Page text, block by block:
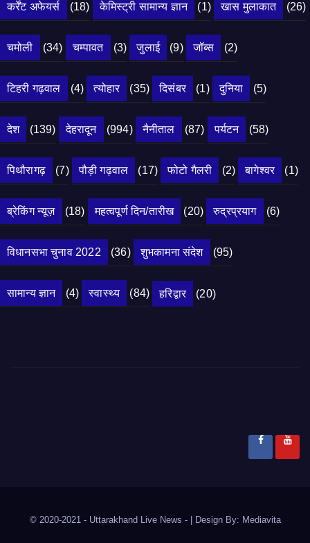
कर्रेंट अफेयर्स (18) केमिस्ट्री सामान्य ज्ञान (1) खास मुलाकात (26)
चमोली (34) चम्पावत (3) जुलाई (9) जॉब्स (2)
टिहरी गढ़वाल (4) त्योहार (35) दिसंबर (1) दुनिया (5)
देश (139) देहरादून (994) नैनीताल (87) पर्यटन (58)
पिथौरागढ़ (7) पौड़ी गढ़वाल (17) फोटो गैलरी (2) बागेश्वर (1)
ब्रेकिंग न्यूज़ (18) महत्वपूर्ण दिन/तारीख (20) रुद्रप्रयाग (6)
विधानसभा चुनाव 2022 (36) शुभकामना संदेश (95)
सामान्य ज्ञान (4) स्वास्थ्य (84) हरिद्वार (20)
© 2020-2021 - Uttarakhand Live News - Design By: Mediavita